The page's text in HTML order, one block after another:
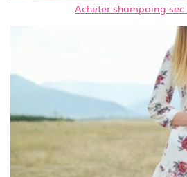
Acheter shampoing